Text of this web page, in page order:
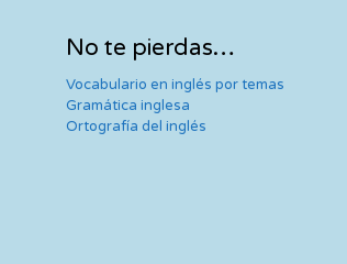
No te pierdas…
Vocabulario en inglés por temas
Gramática inglesa
Ortografía del inglés